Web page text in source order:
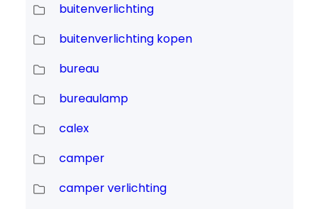
buitenverlichting
buitenverlichting kopen
bureau
bureaulamp
calex
camper
camper verlichting